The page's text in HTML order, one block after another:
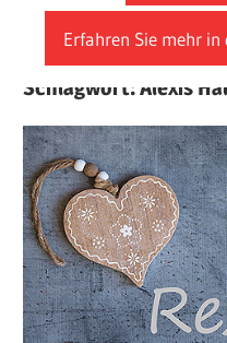
Schlagwort:Alexis
Erfahren Sie mehr